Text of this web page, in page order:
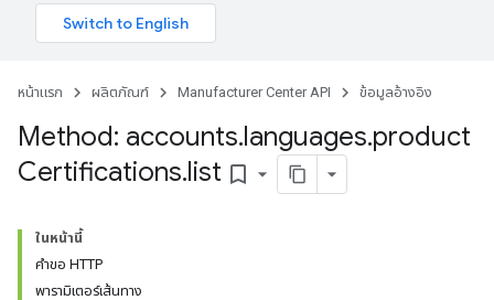
หน้าแรก ผลิตภัณฑ์ Manufacturer Center API ข้อมูลอ้างอิง
Method: accounts.languages.product
Certifications.list bookmark_border
ในหน้านี้
คำขอ HTTP
พารามิเตอร์เส้นทาง